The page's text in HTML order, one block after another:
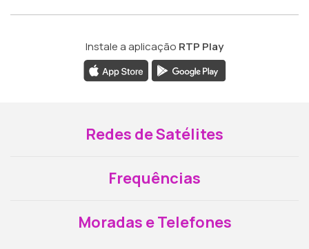
Instale a aplicação RTP Play
Redes de Satélites
Frequências
Moradas e Telefones